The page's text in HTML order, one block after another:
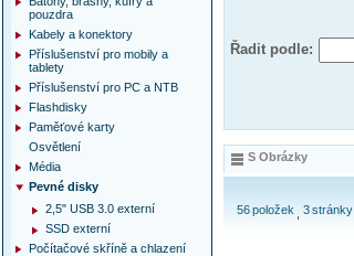
Řadit podle:
S Obrázky
56položek 3stránky
pouzdra
Kabely a konektory
Příslušenství pro mobily a
tablety
Příslušenství pro PC a NTB
Flashdisky
Paměťové karty
Osvětlení
Média
Pevné disky
2,5" USB 3.0 externí
SSD externí
Počítačové skříně a chlazení